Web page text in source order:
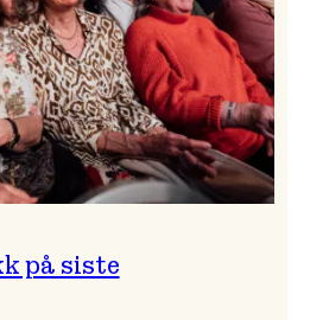
på siste